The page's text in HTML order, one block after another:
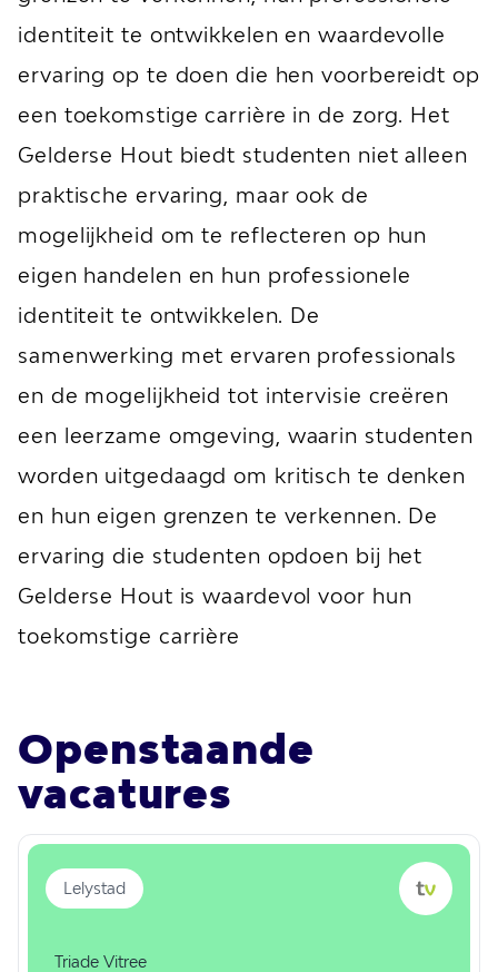
identiteit te ontwikkelen en waardevolle
ervaring op te doen die hen voorbereidt op
een toekomstige carrière in de zorg. Het
Gelderse Hout biedt studenten niet alleen
praktische ervaring, maar ook de
mogelijkheid om te reflecteren op hun
eigen handelen en hun professionele
identiteit te ontwikkelen. De
samenwerking met ervaren professionals
en de mogelijkheid tot intervisie creëren
een leerzame omgeving, waarin studenten
worden uitgedaagd om kritisch te denken
en hun eigen grenzen te verkennen. De
ervaring die studenten opdoen bij het
Gelderse Hout is waardevol voor hun
toekomstige carrière
Openstaande
vacatures
Lelystad
Triade Vitree